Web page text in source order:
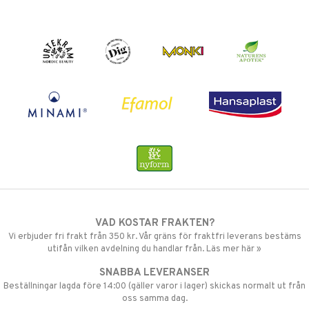
VAD KOSTAR FRAKTEN?
Vi erbjuder fri frakt från 350 kr. Vår gräns för fraktfri leverans bestäms
utifån vilken avdelning du handlar från. Läs mer här »
SNABBA LEVERANSER
Beställningar lagda före 14:00 (gäller varor i lager) skickas normalt ut från
oss samma dag.